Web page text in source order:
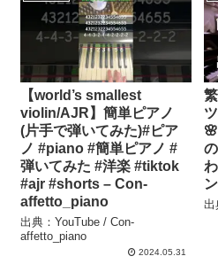
【world’s smallest
violin/AJR】簡単ピアノ
(片手で弾いてみた)#ピア
ノ #piano #簡単ピアノ #
弾いてみた #洋楽 #tiktok
#ajr #shorts – Con-
affetto_piano
出典：YouTube / Con-
affetto_piano
2024.05.31
出